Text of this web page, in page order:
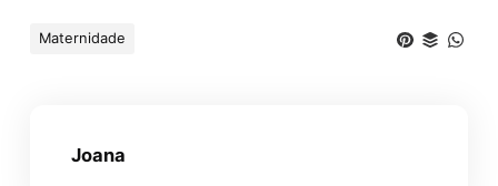
Maternidade
Joana